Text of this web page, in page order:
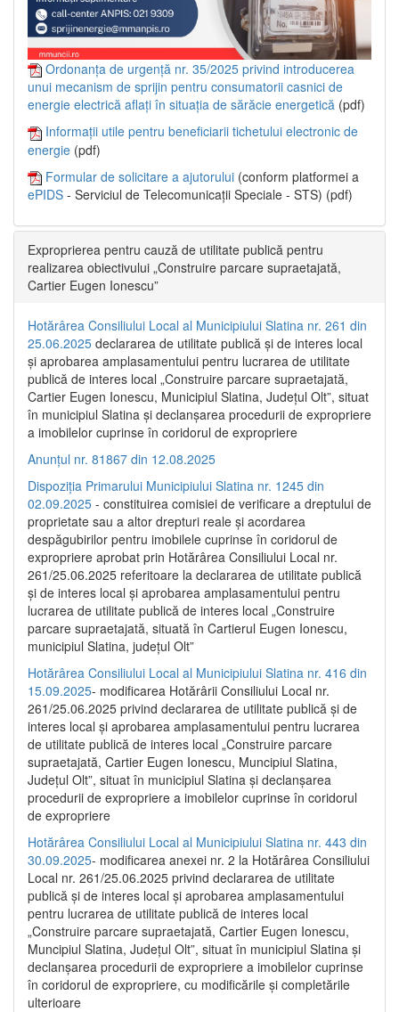
Ordonanța de urgență nr. 35/2025 privind introducerea
unui mecanism de sprijin pentru consumatorii casnici de
energie electrică aflați în situația de sărăcie energetică (pdf)
Informații utile pentru beneficiarii tichetului electronic de
energie (pdf)
Formular de solicitare a ajutorului (conform platformei a
ePIDS - Serviciul de Telecomunicații Speciale - STS) (pdf)
Exproprierea pentru cauză de utilitate publică pentru
realizarea obiectivului „Construire parcare supraetajată,
Cartier Eugen Ionescu”
Hotărârea Consiliului Local al Municipiului Slatina nr. 261 din
25.06.2025 declararea de utilitate publică și de interes local
și aprobarea amplasamentului pentru lucrarea de utilitate
publică de interes local „Construire parcare supraetajată,
Cartier Eugen Ionescu, Municipiul Slatina, Județul Olt”, situat
în municipiul Slatina și declanșarea procedurii de expropriere
a imobilelor cuprinse în coridorul de expropriere
Anunțul nr. 81867 din 12.08.2025
Dispoziția Primarului Municipiului Slatina nr. 1245 din
02.09.2025 - constituirea comisiei de verificare a dreptului de
proprietate sau a altor drepturi reale și acordarea
despăgubirilor pentru imobilele cuprinse în coridorul de
expropriere aprobat prin Hotărârea Consiliului Local nr.
261/25.06.2025 referitoare la declararea de utilitate publică
și de interes local și aprobarea amplasamentului pentru
lucrarea de utilitate publică de interes local „Construire
parcare supraetajată, situată în Cartierul Eugen Ionescu,
municipiul Slatina, județul Olt”
Hotărârea Consiliului Local al Municipiului Slatina nr. 416 din
15.09.2025- modificarea Hotărârii Consiliului Local nr.
261/25.06.2025 privind declararea de utilitate publică și de
interes local și aprobarea amplasamentului pentru lucrarea
de utilitate publică de interes local „Construire parcare
supraetajată, Cartier Eugen Ionescu, Muncipiul Slatina,
Județul Olt”, situat în municipiul Slatina și declanșarea
procedurii de expropriere a imobilelor cuprinse în coridorul
de expropriere
Hotărârea Consiliului Local al Municipiului Slatina nr. 443 din
30.09.2025- modificarea anexei nr. 2 la Hotărârea Consiliului
Local nr. 261/25.06.2025 privind declararea de utilitate
publică şi de interes local şi aprobarea amplasamentului
pentru lucrarea de utilitate publică de interes local
„Construire parcare supraetajată, Cartier Eugen Ionescu,
Muncipiul Slatina, Judeţul Olt”, situat în municipiul Slatina şi
declanşarea procedurii de expropriere a imobilelor cuprinse
în coridorul de expropriere, cu modificările şi completările
ulterioare